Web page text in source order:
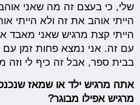
שלי, כי בעצם זה מה שאני
הייתי אוהב את זה ולא הייתי
הייתי קצת מרגיש שאני מאבד
עם זה. אני נמצא פחות זמן עם
בבית ספר, אבל זה כיף לי וזה
אתה מרגיש ילד או שמאז
מרגיש אפילו מבוגר?